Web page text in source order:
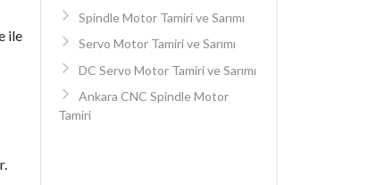
ile
Spindle Motor Tamiri ve Sarımı
Servo Motor Tamiri ve Sarımı
DC Servo Motor Tamiri ve Sarımı
Ankara CNC Spindle Motor
Tamiri